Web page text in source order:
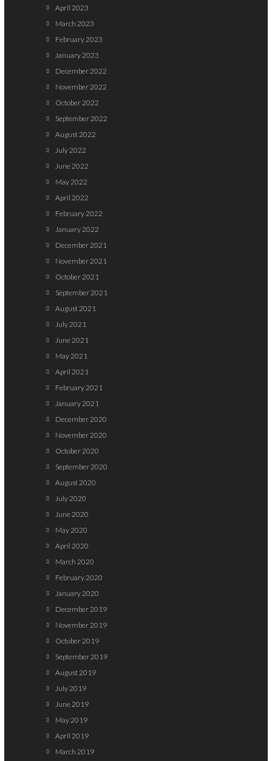
April 2023
March 2023
February 2023
January 2023
December 2022
November 2022
October 2022
September 2022
August 2022
July 2022
June 2022
May 2022
April 2022
February 2022
January 2022
December 2021
November 2021
October 2021
September 2021
August 2021
July 2021
June 2021
May 2021
April 2021
February 2021
January 2021
December 2020
November 2020
October 2020
September 2020
August 2020
July 2020
June 2020
May 2020
April 2020
March 2020
February 2020
January 2020
December 2019
November 2019
October 2019
September 2019
August 2019
July 2019
June 2019
May 2019
April 2019
March 2019